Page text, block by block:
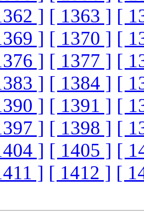
] [ 1363 ] [
] [ 1370 ] [
] [ 1377 ] [
] [ 1384 ] [
] [ 1391 ] [
] [ 1398 ] [
] [ 1405 ] [
] [ 1412 ] [